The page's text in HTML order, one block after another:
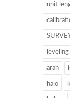
unit
leveling
arah
halo